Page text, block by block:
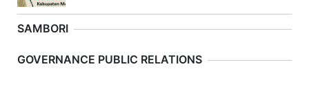
SAMBORI
Previous
GOVERNANCE PUBLIC RELATIONS